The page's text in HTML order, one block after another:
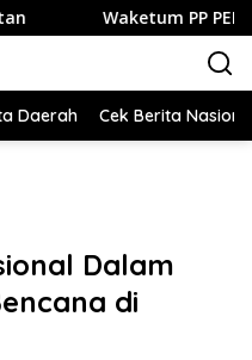
Waketum PP PELTI
Daerah Cek Berita
Dalam
di